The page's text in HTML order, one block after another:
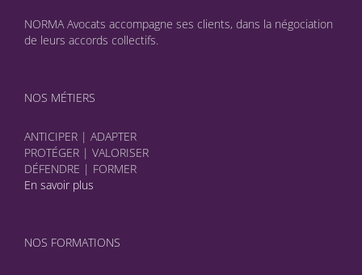
NORMA Avocats accompagne ses clients, dans la négociation
de leurs accords collectifs.
NOS MÉTIERS
ANTICIPER | ADAPTER
PROTÉGER | VALORISER
DÉFENDRE | FORMER
En savoir plus
NOS FORMATIONS